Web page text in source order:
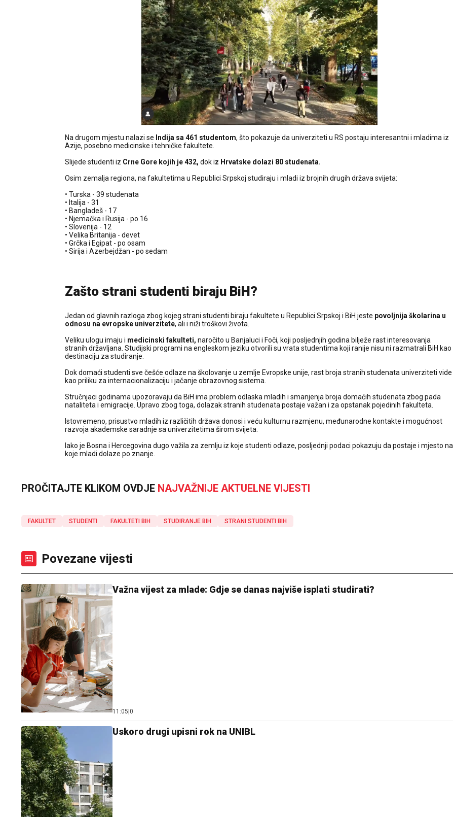
Na drugom mjestu nalazi se Indija sa 461 studentom, što pokazuje da univerziteti u RS postaju interesantni i mladima iz
Azije, posebno medicinske i tehničke fakultete.
Slijede studenti iz Crne Gore kojih je 432, dok iz Hrvatske dolazi 80 studenata.
Osim zemalja regiona, na fakultetima u Republici Srpskoj studiraju i mladi iz brojnih drugih država svijeta:
• Turska - 39 studenata
• Italija - 31
• Bangladeš - 17
• Njemačka i Rusija - po 16
• Slovenija - 12
• Velika Britanija - devet
• Grčka i Egipat - po osam
• Sirija i Azerbejdžan - po sedam
Zašto strani studenti biraju BiH?
Jedan od glavnih razloga zbog kojeg strani studenti biraju fakultete u Republici Srpskoj i BiH jeste povoljnija školarina u
odnosu na evropske univerzitete, ali i niži troškovi života.
Veliku ulogu imaju i medicinski fakulteti, naročito u Banjaluci i Foči, koji posljednjih godina bilježe rast interesovanja
stranih državljana. Studijski programi na engleskom jeziku otvorili su vrata studentima koji ranije nisu ni razmatrali BiH kao
destinaciju za studiranje.
Dok domaći studenti sve češće odlaze na školovanje u zemlje Evropske unije, rast broja stranih studenata univerziteti vide
kao priliku za internacionalizaciju i jačanje obrazovnog sistema.
Stručnjaci godinama upozoravaju da BiH ima problem odlaska mladih i smanjenja broja domaćih studenata zbog pada
nataliteta i emigracije. Upravo zbog toga, dolazak stranih studenata postaje važan i za opstanak pojedinih fakulteta.
Istovremeno, prisustvo mladih iz različitih država donosi i veću kulturnu razmjenu, međunarodne kontakte i mogućnost
razvoja akademske saradnje sa univerzitetima širom svijeta.
Iako je Bosna i Hercegovina dugo važila za zemlju iz koje studenti odlaze, posljednji podaci pokazuju da postaje i mjesto na
koje mladi dolaze po znanje.
PROČITAJTE KLIKOM OVDJE NAJVAŽNIJE AKTUELNE VIJESTI
FAKULTET STUDENTI FAKULTETI BIH STUDIRANJE BIH STRANI STUDENTI BIH
Povezane vijesti
Važna vijest za mlade: Gdje se danas najviše isplati studirati?
11:05 0
Uskoro drugi upisni rok na UNIBL